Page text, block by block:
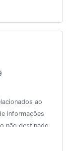
ao
informações
não destinado
de